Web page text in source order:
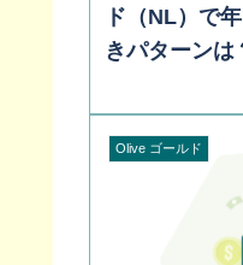
ド（NL）で
きパターンは
Olive ゴールド